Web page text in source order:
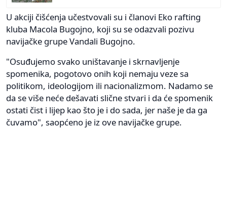
U akciji čišćenja učestvovali su i članovi Eko rafting
kluba Macola Bugojno, koji su se odazvali pozivu
navijačke grupe Vandali Bugojno.
"Osuđujemo svako uništavanje i skrnavljenje
spomenika, pogotovo onih koji nemaju veze sa
politikom, ideologijom ili nacionalizmom. Nadamo se
da se više neće dešavati slične stvari i da će spomenik
ostati čist i lijep kao što je i do sada, jer naše je da ga
čuvamo", saopćeno je iz ove navijačke grupe.